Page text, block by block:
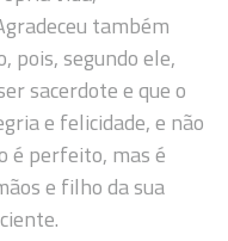
também
pois, segundo ele,
sacerdote e que o
e felicidade, e não
é perfeito, mas é
e filho da sua